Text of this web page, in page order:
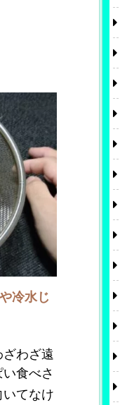
冷水じ
わざ遠
食べさ
てなけ